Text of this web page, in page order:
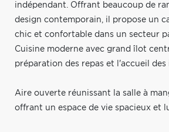
indépendant. Offrant beaucoup de
design contemporain, il propose un
chic et confortable dans un secteur
Cuisine moderne avec grand îlot
préparation des repas et l'accueil des
Aire ouverte réunissant la salle à
offrant un espace de vie spacieux et